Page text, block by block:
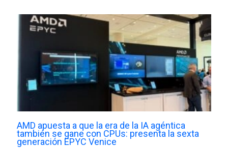
AMD apuesta a que la era de la IA agéntica
también se gane con CPUs: presenta la sexta
generación EPYC Venice